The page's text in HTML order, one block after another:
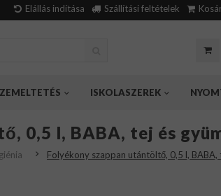
Elállás indítása Szállítási feltételek
ISKOLASZEREK
0,5 l, BABA, tej és
Folyékony szappan utántöltő, 0,5 l, BABA,